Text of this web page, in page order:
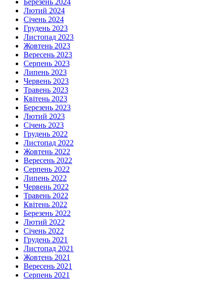
Лютий 2024
Січень 2024
Грудень 2023
Листопад 2023
Жовтень 2023
Вересень 2023
Серпень 2023
Липень 2023
Червень 2023
Травень 2023
Квітень 2023
Березень 2023
Лютий 2023
Січень 2023
Грудень 2022
Листопад 2022
Жовтень 2022
Вересень 2022
Серпень 2022
Липень 2022
Червень 2022
Травень 2022
Квітень 2022
Березень 2022
Лютий 2022
Січень 2022
Грудень 2021
Листопад 2021
Жовтень 2021
Вересень 2021
Серпень 2021